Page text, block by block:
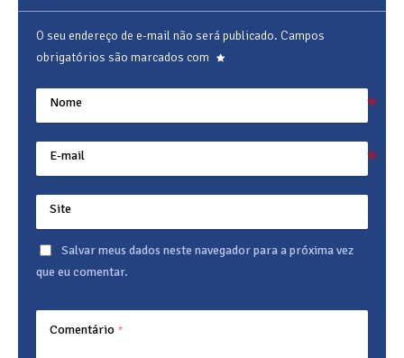
O seu endereço de e-mail não será publicado. Campos
obrigatórios são marcados com
Nome
E-mail
Site
Salvar meus dados neste navegador para a próxima vez
que eu comentar.
Comentário *